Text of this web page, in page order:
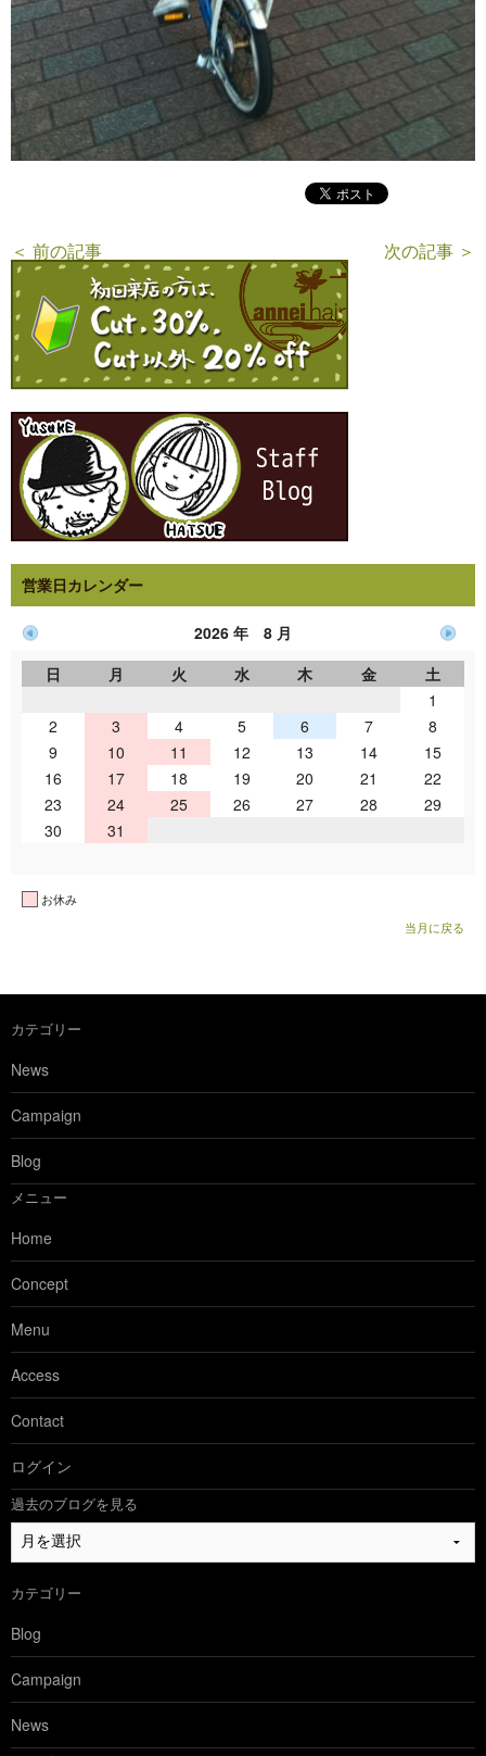
＜ 前の記事 次の記事 ＞
営業日カレンダー
2026 年 8 月
日
月 火 水 木 金
土
1
2
3 4 5 6 7
8
9
10 11 12 13 14
15
16
17 18 19 20 21
22
23
24 25 26 27 28
29
30
31
お休み
当月に戻る
カテゴリー
News
Campaign
Blog
メニュー
Home
Concept
Menu
Access
Contact
ログイン
過去のブログを見る
過
去
ブ
ロ
グ
を
見
る
カテゴリー
Blog
Campaign
News